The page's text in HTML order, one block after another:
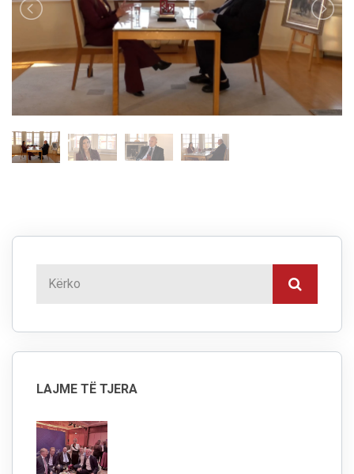
LAJME TË TJERA